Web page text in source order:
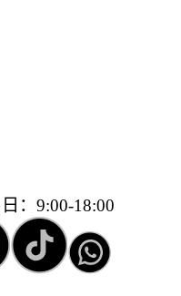
：9:00-18:00